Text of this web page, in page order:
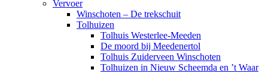
Vervoer
Winschoten – De trekschuit
Tolhuizen
Tolhuis Westerlee-Meeden
De moord bij Meedenertol
Tolhuis Zuiderveen Winschoten
Tolhuizen in Nieuw Scheemda en ’t Waar